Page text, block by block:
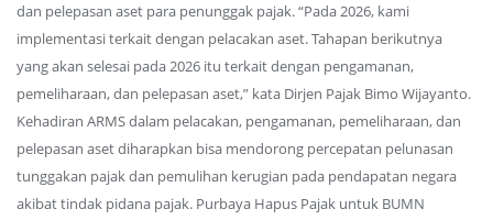
dan pelepasan aset para penunggak pajak. “Pada 2026, kami
implementasi terkait dengan pelacakan aset. Tahapan berikutnya
yang akan selesai pada 2026 itu terkait dengan pengamanan,
pemeliharaan, dan pelepasan aset,” kata Dirjen Pajak Bimo Wijayanto.
Kehadiran ARMS dalam pelacakan, pengamanan, pemeliharaan, dan
pelepasan aset diharapkan bisa mendorong percepatan pelunasan
tunggakan pajak dan pemulihan kerugian pada pendapatan negara
akibat tindak pidana pajak. Purbaya Hapus Pajak untuk BUMN